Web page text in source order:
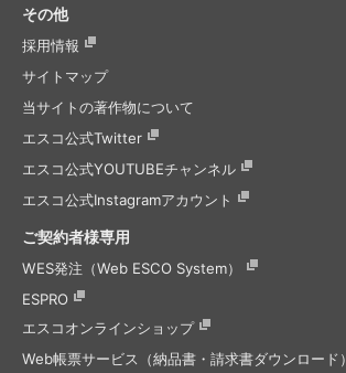
その他
採用情報
サイトマップ
当サイトの著作物について
エスコ公式Twitter
エスコ公式YOUTUBEチャンネル
エスコ公式Instagramアカウント
ご契約者様専用
WES発注（Web ESCO System）
ESPRO
エスコオンラインショップ
Web帳票サービス（納品書・請求書ダウンロード）